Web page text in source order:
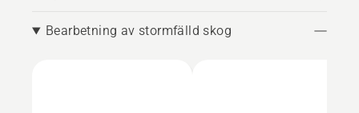
Bearbetning av stormfälld skog